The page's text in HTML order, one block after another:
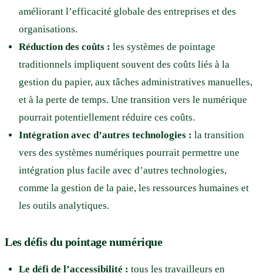
améliorant l’efficacité globale des entreprises et des
organisations.
Réduction des coûts : les systèmes de pointage
traditionnels impliquent souvent des coûts liés à la
gestion du papier, aux tâches administratives manuelles,
et à la perte de temps. Une transition vers le numérique
pourrait potentiellement réduire ces coûts.
Intégration avec d’autres technologies : la transition
vers des systèmes numériques pourrait permettre une
intégration plus facile avec d’autres technologies,
comme la gestion de la paie, les ressources humaines et
les outils analytiques.
Les défis du pointage numérique
Le défi de l’accessibilité : tous les travailleurs en